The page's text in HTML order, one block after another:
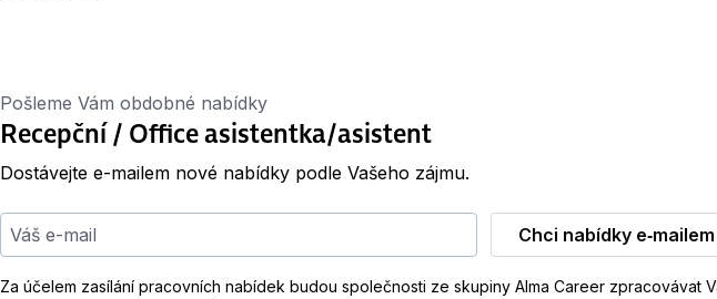
Pošleme Vám obdobné nabídky
Recepční / Office asistentka/asistent
Dostávejte e-mailem nové nabídky podle Vašeho zájmu.
Váš e-mail
Chci nabídky e‑mailem
Za účelem zasílání pracovních nabídek budou společnosti ze skupiny Alma Career zpracovávat